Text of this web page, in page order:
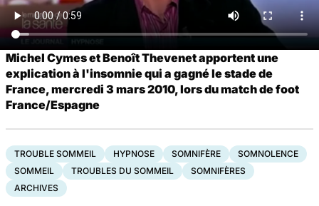
Michel Cymes et Benoît Thevenet apportent une
explication à l'insomnie qui a gagné le stade de
France, mercredi 3 mars 2010, lors du match de foot
France/Espagne
TROUBLE SOMMEIL HYPNOSE SOMNIFÈRE
SOMNOLENCE
SOMMEIL
TROUBLES DU SOMMEIL
SOMNIFÈRES
ARCHIVES